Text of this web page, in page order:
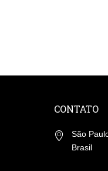
CONTATO
São
Brasil